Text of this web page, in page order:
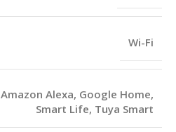
Wi-Fi
Amazon Alexa, Google Home,
Smart Life, Tuya Smart